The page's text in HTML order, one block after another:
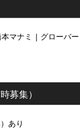
マナミ | グローバ
募集）
あり